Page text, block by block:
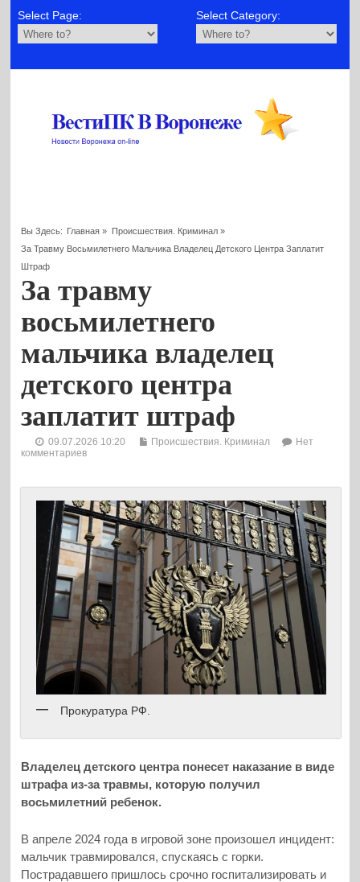
Select Page: Select Category:
Вы Здесь: Главная » Происшествия. Криминал»
За Травму Восьмилетнего Мальчика Владелец Детского Центра Заплатит
Штраф
За травму
восьмилетнего
мальчика владелец
детского центра
заплатит штраф
09.07.2026 10:20 Происшествия. Криминал
Нет
комментариев
Прокуратура РФ.
Владелец детского центра понесет наказание в виде
штрафа из-за травмы, которую получил
восьмилетний ребенок.
В апреле 2024 года в игровой зоне произошел инцидент:
мальчик травмировался, спускаясь с горки.
Пострадавшего пришлось срочно госпитализировать и